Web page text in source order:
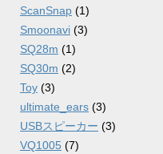
ScanSnap (1)
Smoonavi (3)
SQ28m (1)
SQ30m (2)
Toy (3)
ultimate_ears (3)
USBスピーカー (3)
VQ1005 (7)